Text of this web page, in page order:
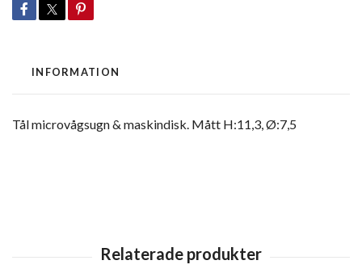
INFORMATION
Tål microvågsugn & maskindisk. Mått H:11,3, Ø:7,5